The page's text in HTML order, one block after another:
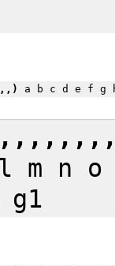
a b c d e f g
n o